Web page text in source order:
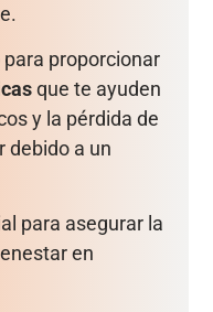
proporcionar
que te ayuden
y la pérdida de
debido a un
para asegurar la
en